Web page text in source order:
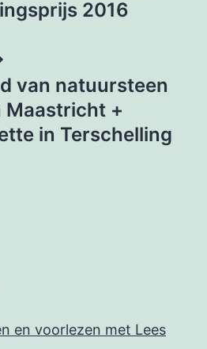
2016
van natuursteen
Maastricht +
in Terschelling
en voorlezen met Lees